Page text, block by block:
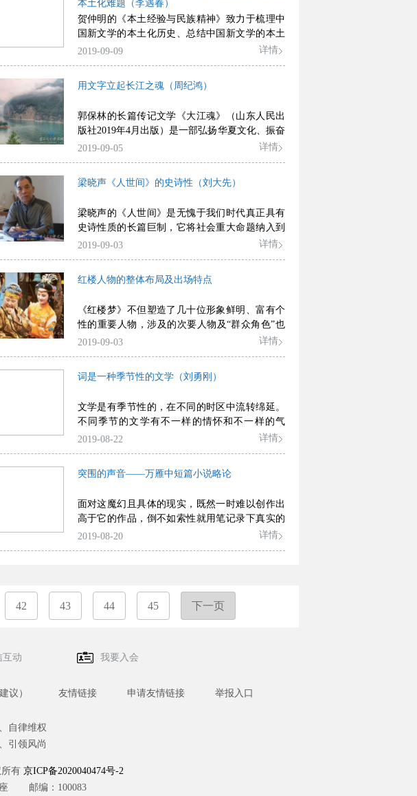
本土化难题（李遇春）
贺仲明的《本土经验与民族精神》致力于梳理中
国新文学的本土化历史、总结中国新文学的本土
化经验、反思中国新文学的本土化误区，其意在
2019-09-09 详情
用文字立起长江之魂（周纪鸿）
郭保林的长篇传记文学《大江魂》（山东人民出
版社2019年4月出版）是一部弘扬华夏文化、振奋
民族精神的厚重之作。《大江魂》以40余万字篇
2019-09-05 详情
梁晓声《人世间》的史诗性（刘大先）
梁晓声的《人世间》是无愧于我们时代真正具有
史诗性质的长篇巨制，它将社会重大命题纳入到
个人经验之中，接受了现实主义的遗产并将之发
2019-09-03 详情
红楼人物的整体布局及出场特点
《红楼梦》不但塑造了几十位形象鲜明、富有个
性的重要人物，涉及的次要人物及“群众角色”也
相当繁多。上海市红楼梦学会编写的《红楼梦鉴
2019-09-03 详情
词是一种季节性的文学（刘勇刚）
文学是有季节性的，在不同的时区中流转绵延。
不同季节的文学有不一样的情怀和不一样的气
质。我不敢确定什么文体、什么作品就一定对应
最有灵性，也最有活色真香。
2019-08-22 详情
突围的声音——万雁中短篇小说略论
面对这魔幻且具体的现实，既然一时难以创作出
高于它的作品，倒不如索性就用笔记录下真实的
风云变幻，做时代的记录者和书写者，不失为当
2019-08-20 详情
42 43 44 45 下一页
互动 我要入会
议） 友情链接 申请友情链接 举报入口
自律维权
引领风尚
有 京ICP备2020040474号-2
邮编：100083